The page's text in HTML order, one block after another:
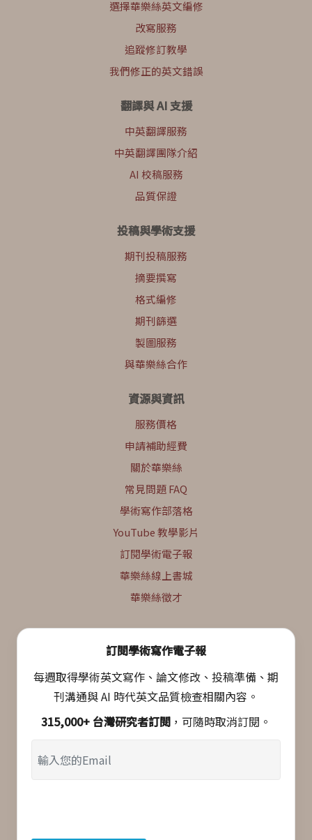
選擇華樂絲英文編修
改寫服務
追蹤修訂教學
我們修正的英文錯誤
翻譯與 AI 支援
中英翻譯服務
中英翻譯團隊介紹
AI 校稿服務
品質保證
投稿與學術支援
期刊投稿服務
摘要撰寫
格式編修
期刊篩選
製圖服務
與華樂絲合作
資源與資訊
服務價格
申請補助經費
關於華樂絲
常見問題 FAQ
學術寫作部落格
YouTube 教學影片
訂閱學術電子報
華樂絲線上書城
華樂絲徵才
訂閱學術寫作電子報
每週取得學術英文寫作、論文修改、投稿準備、期
刊溝通與 AI 時代英文品質檢查相關內容。
315,000+ 台灣研究者訂閱 ，可隨時取消訂閱。